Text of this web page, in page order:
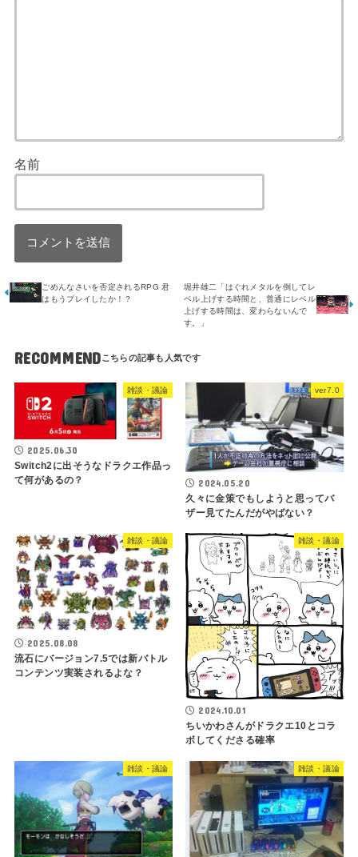
名前
ごめんなさいを否定されるRPG 君
はもうプレイしたか！？
堀井雄二「はぐれメタルを倒してレ
ベル上げする時間と、普通にレベル
上げする時間は、変わらないんで
す。」
RECOMMEND
雑談・議論
2025.06.30
Switch2に出そうなドラクエ作品っ
て何があるの？
ver7.0
2024.05.20
久々に金策でもしようと思ってバ
ザー見てたんだがやばない？
雑談・議論
2025.08.08
流石にバージョン7.5では新バトル
コンテンツ実装されるよな？
雑談・議論
2024.10.01
ちいかわさんがドラクエ10とコラ
ボしてくださる確率
雑談・議論 雑談・議論